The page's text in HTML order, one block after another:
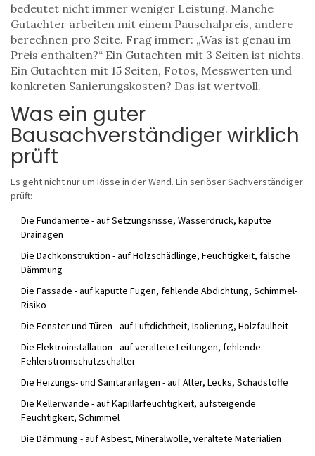
bedeutet nicht immer weniger Leistung. Manche
Gutachter arbeiten mit einem Pauschalpreis, andere
berechnen pro Seite. Frag immer: „Was ist genau im
Preis enthalten?“ Ein Gutachten mit 3 Seiten ist nichts.
Ein Gutachten mit 15 Seiten, Fotos, Messwerten und
konkreten Sanierungskosten? Das ist wertvoll.
Was ein guter
Bausachverständiger wirklich
prüft
Es geht nicht nur um Risse in der Wand. Ein seriöser Sachverständiger
prüft:
Die Fundamente - auf Setzungsrisse, Wasserdruck, kaputte
Drainagen
Die Dachkonstruktion - auf Holzschädlinge, Feuchtigkeit, falsche
Dämmung
Die Fassade - auf kaputte Fugen, fehlende Abdichtung, Schimmel-
Risiko
Die Fenster und Türen - auf Luftdichtheit, Isolierung, Holzfaulheit
Die Elektroinstallation - auf veraltete Leitungen, fehlende
Fehlerstromschutzschalter
Die Heizungs- und Sanitäranlagen - auf Alter, Lecks, Schadstoffe
Die Kellerwände - auf Kapillarfeuchtigkeit, aufsteigende
Feuchtigkeit, Schimmel
Die Dämmung - auf Asbest, Mineralwolle, veraltete Materialien